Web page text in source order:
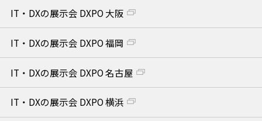
IT・DXの展示会 DXPO 大阪
IT・DXの展示会 DXPO 福岡
IT・DXの展示会 DXPO 名古屋
IT・DXの展示会 DXPO 横浜